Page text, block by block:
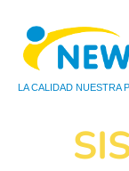
LA CALIDAD NUESTRA